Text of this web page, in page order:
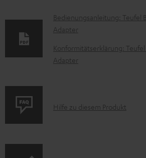
D
o
k
u
n
Bedienungsanleitung: Teufel
Adapter
Konformitätserklärung:
Adapter
P
Hilfe zu diesem Produkt